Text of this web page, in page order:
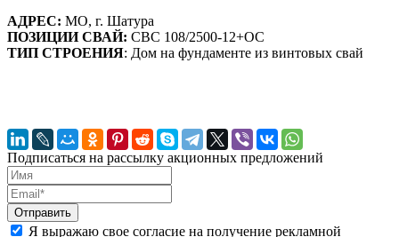
АДРЕС: МО, г. Шатура
ПОЗИЦИИ СВАЙ: СВС 108/2500-12+ОС
ТИП СТРОЕНИЯ: Дом на фундаменте из винтовых свай
Подписаться на рассылку акционных предложений
Я выражаю свое согласие на получение рекламной